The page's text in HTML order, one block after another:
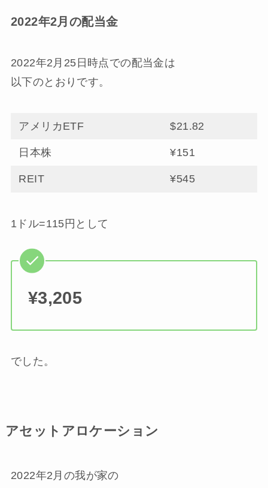
2022年2月の配当金
2022年2月25日時点での配当金は
以下のとおりです。
アメリカETF $21.82
日本株 ¥151
REIT ¥545
1ドル=115円として
¥3,205
でした。
アセットアロケーション
2022年2月の我が家の